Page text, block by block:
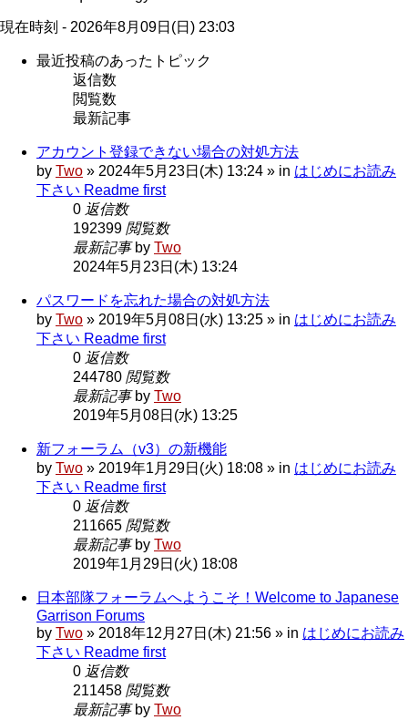
現在時刻 - 2026年8月09日(日) 23:03
最近投稿のあったトピック
返信数
閲覧数
最新記事
アカウント登録できない場合の対処方法
by Two » 2024年5月23日(木) 13:24 » in はじめにお読み
下さい Readme first
0 返信数
192399 閲覧数
最新記事 by Two
2024年5月23日(木) 13:24
パスワードを忘れた場合の対処方法
by Two » 2019年5月08日(水) 13:25 » in はじめにお読み
下さい Readme first
0 返信数
244780 閲覧数
最新記事 by Two
2019年5月08日(水) 13:25
新フォーラム（v3）の新機能
by Two » 2019年1月29日(火) 18:08 » in はじめにお読み
下さい Readme first
0 返信数
211665 閲覧数
最新記事 by Two
2019年1月29日(火) 18:08
日本部隊フォーラムへようこそ！Welcome to Japanese
Garrison Forums
by Two » 2018年12月27日(木) 21:56 » in はじめにお読み
下さい Readme first
0 返信数
211458 閲覧数
最新記事 by Two